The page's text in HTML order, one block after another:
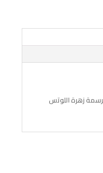
7×5 سم برسمة زهرة اللوتس